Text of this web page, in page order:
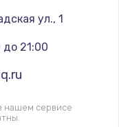
ул., 1
21:00
нашем сервисе